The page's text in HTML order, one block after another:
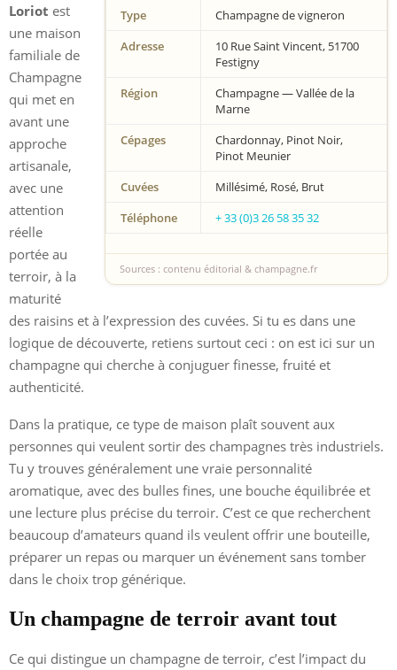
Type
Champagne de vigneron
Adresse
10 Rue Saint Vincent, 51700
Festigny
Région
Champagne — Vallée de la
Marne
Cépages
Chardonnay, Pinot Noir,
Pinot Meunier
Cuvées
Millésimé, Rosé, Brut
Téléphone
+ 33 (0)3 26 58 35 32
Sources : contenu éditorial & champagne.fr
Loriot est
une maison
familiale de
Champagne
qui met en
avant une
approche
artisanale,
avec une
attention
réelle
portée au
terroir, à la
maturité
des raisins et à l’expression des cuvées. Si tu es dans une
logique de découverte, retiens surtout ceci : on est ici sur un
champagne qui cherche à conjuguer finesse, fruité et
authenticité.
Dans la pratique, ce type de maison plaît souvent aux
personnes qui veulent sortir des champagnes très industriels.
Tu y trouves généralement une vraie personnalité
aromatique, avec des bulles fines, une bouche équilibrée et
une lecture plus précise du terroir. C’est ce que recherchent
beaucoup d’amateurs quand ils veulent offrir une bouteille,
préparer un repas ou marquer un événement sans tomber
dans le choix trop générique.
Un champagne de terroir avant tout
Ce qui distingue un champagne de terroir, c’est l’impact du